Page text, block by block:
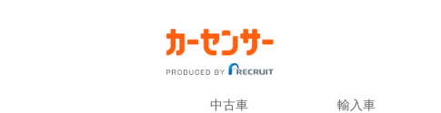
中古車 輸入車